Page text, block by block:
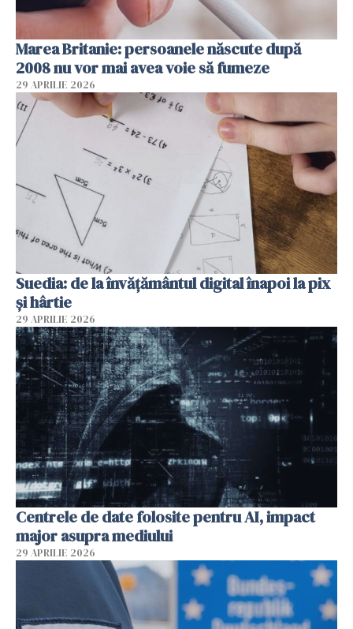
Marea Britanie: persoanele născute după
2008 nu vor mai avea voie să fumeze
29 APRILIE 2026
Suedia: de la învățământul digital înapoi la pix
și hârtie
29 APRILIE 2026
Centrele de date folosite pentru AI, impact
major asupra mediului
29 APRILIE 2026